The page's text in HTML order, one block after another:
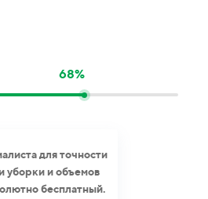
68%
для точности
уборки и объемов
бесплатный.